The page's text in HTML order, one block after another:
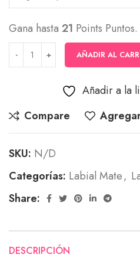
Gana hasta 21 Points Puntos.
AÑADIR AL
Añadir a la
Compare
SKU: N/D
Categorías: Labial Mate,
Share:
DESCRIPCIÓN